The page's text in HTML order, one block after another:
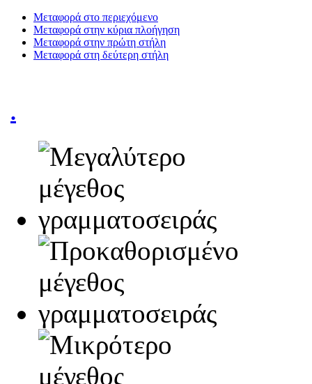
Μεταφορά στο περιεχόμενο
Μεταφορά στην κύρια πλοήγηση
Μεταφορά στην πρώτη στήλη
Μεταφορά στη δεύτερη στήλη
.